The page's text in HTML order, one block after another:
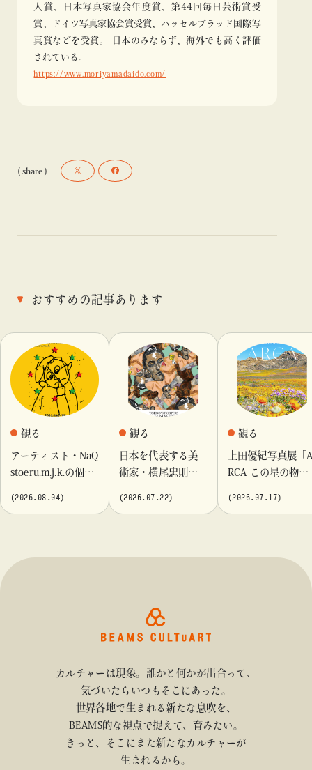
人賞、日本写真家協会年度賞、第44回毎日芸術賞受
賞、ドイツ写真家協会賞受賞、ハッセルブラッド国際写
真賞などを受賞。 日本のみならず、海外でも高く評価
されている。
https://www.moriyamadaido.com/
( share )
おすすめの記事あります
観る
アーティスト・NaQ
stoeru.m.j.k.の個展
t』「ビームス カル
(2026.08.04)
観る
日本を代表する美
術家・横尾忠則が
てきたポスターや
Y〉にて開催
(2026.07.22)
観る
上田優紀写真展「
RCA この星の物
カルチャート 高
(2026.07.17)
カルチャーは現象。誰かと何かが出合って、
気づいたらいつもそこにあった。
世界各地で生まれる新たな息吹を、
BEAMS的な視点で捉えて、育みたい。
きっと、そこにまた新たなカルチャーが
生まれるから。